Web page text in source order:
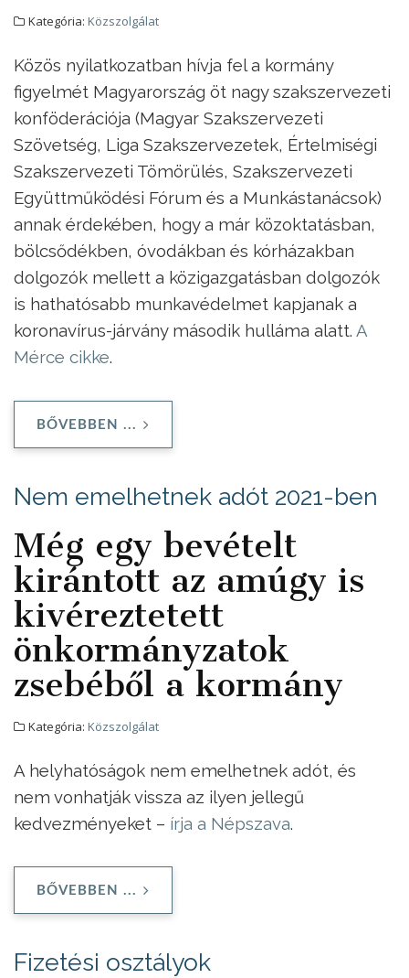
Kategória: Közszolgálat
Közös nyilatkozatban hívja fel a kormány
figyelmét Magyarország öt nagy szakszervezeti
konföderációja (Magyar Szakszervezeti
Szövetség, Liga Szakszervezetek, Értelmiségi
Szakszervezeti Tömörülés, Szakszervezeti
Együttműködési Fórum és a Munkástanácsok)
annak érdekében, hogy a már közoktatásban,
bölcsődékben, óvodákban és kórházakban
dolgozók mellett a közigazgatásban dolgozók
is hathatósabb munkavédelmet kapjanak a
koronavírus-járvány második hulláma alatt. A
Mérce cikke.
BŐVEBBEN ...
Nem emelhetnek adót 2021-ben
Még egy bevételt
kirántott az amúgy is
kivéreztetett
önkormányzatok
zsebéből a kormány
Kategória: Közszolgálat
A helyhatóságok nem emelhetnek adót, és
nem vonhatják vissza az ilyen jellegű
kedvezményeket – írja a Népszava.
BŐVEBBEN ...
Fizetési osztályok